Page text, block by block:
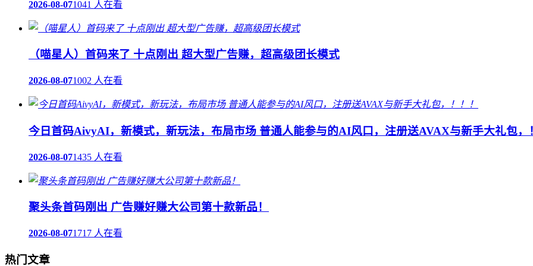
2026-08-071041 人在看
（喵星人）首码来了 十点刚出 超大型广告赚，超高级团长模式
2026-08-071002 人在看
今日首码AivyAI，新模式，新玩法，布局市场 普通人能参与的AI风口，注册送AVAX与新手大礼包，
2026-08-071435 人在看
聚头条首码刚出 广告赚好赚大公司第十款新品！
2026-08-071717 人在看
热门文章